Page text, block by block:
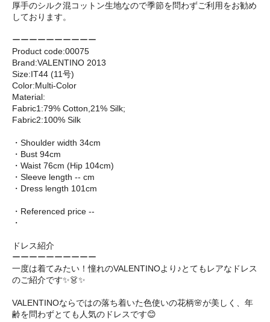
厚手のシルク混コットン生地なので季節を問わずご利用をお勧め
しております。
ーーーーーーーーーー
Product code:00075
Brand:VALENTINO 2013
Size:IT44 (11号)
Color:Multi-Color
Material:
Fabric1:79% Cotton,21% Silk;
Fabric2:100% Silk
・Shoulder width 34cm
・Bust 94cm
・Waist 76cm (Hip 104cm)
・Sleeve length -- cm
・Dress length 101cm
・Referenced price --
・
ドレス紹介
ーーーーーーーーーー
一度は着てみたい！憧れのVALENTINOより♪とてもレアなドレス
のご紹介です✨👗✨
VALENTINOならではの落ち着いた色使いの花柄🌸が美しく、年
齢を問わずとても人気のドレスです😊